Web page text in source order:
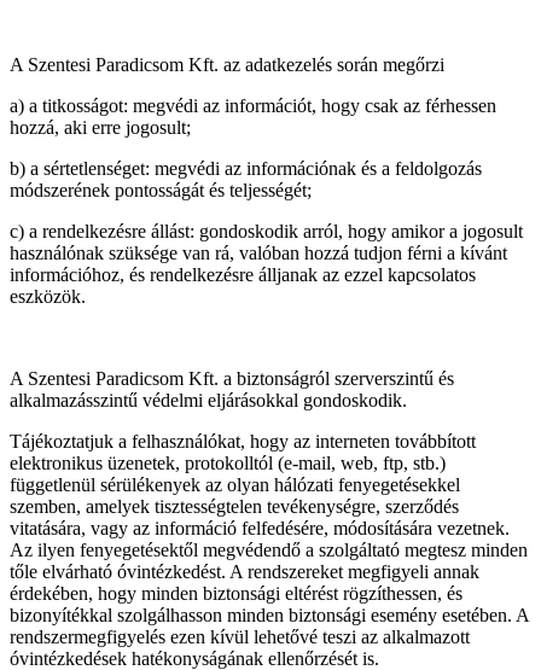
A Szentesi Paradicsom Kft. az adatkezelés során megőrzi
a) a titkosságot: megvédi az információt, hogy csak az férhessen
hozzá, aki erre jogosult;
b) a sértetlenséget: megvédi az információnak és a feldolgozás
módszerének pontosságát és teljességét;
c) a rendelkezésre állást: gondoskodik arról, hogy amikor a jogosult
használónak szüksége van rá, valóban hozzá tudjon férni a kívánt
információhoz, és rendelkezésre álljanak az ezzel kapcsolatos
eszközök.
A Szentesi Paradicsom Kft. a biztonságról szerverszintű és
alkalmazásszintű védelmi eljárásokkal gondoskodik.
Tájékoztatjuk a felhasználókat, hogy az interneten továbbított
elektronikus üzenetek, protokolltól (e-mail, web, ftp, stb.)
függetlenül sérülékenyek az olyan hálózati fenyegetésekkel
szemben, amelyek tisztességtelen tevékenységre, szerződés
vitatására, vagy az információ felfedésére, módosítására vezetnek.
Az ilyen fenyegetésektől megvédendő a szolgáltató megtesz minden
tőle elvárható óvintézkedést. A rendszereket megfigyeli annak
érdekében, hogy minden biztonsági eltérést rögzíthessen, és
bizonyítékkal szolgálhasson minden biztonsági esemény esetében. A
rendszermegfigyelés ezen kívül lehetővé teszi az alkalmazott
óvintézkedések hatékonyságának ellenőrzését is.